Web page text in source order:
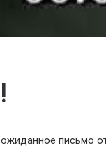
письмо